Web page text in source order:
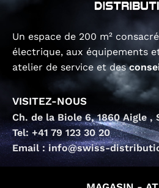
Un espace de 200 m²
électrique, aux équipements
atelier de service et des
VISITEZ-NOUS
Ch. de la Biole 6, 1860 Aigle ,
Tel: +41 79 123 30 20
Email : info@swiss-